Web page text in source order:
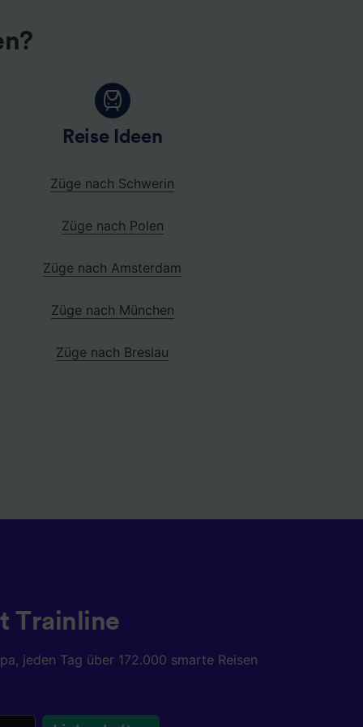
Reise Ideen
Züge nach Schwerin
Züge nach Polen
Züge nach Amsterdam
Züge nach München
Züge nach Breslau
Trainline
jeden Tag über 172.000 smarte Reisen